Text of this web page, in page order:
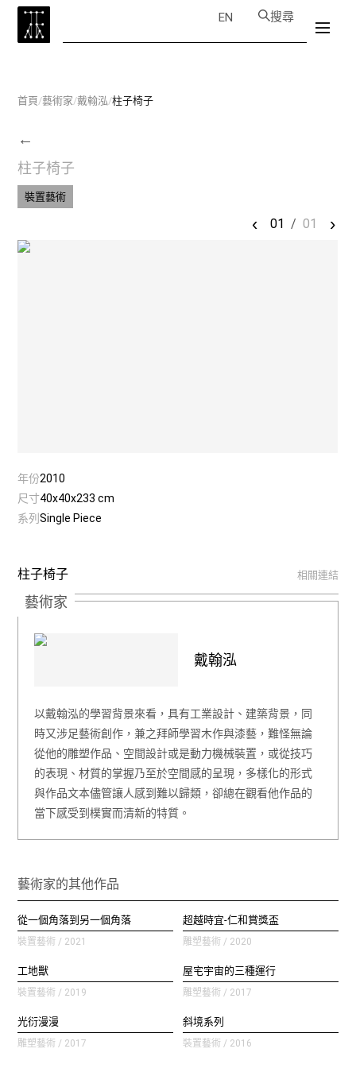
EN 搜尋
首頁/藝術家/戴翰泓/柱子椅子
←
柱子椅子
裝置藝術
‹ 01 / 01 ›
年份2010
尺寸40x40x233 cm
系列Single Piece
柱子椅子 相關連結
藝術家
戴翰泓
以戴翰泓的學習背景來看，具有工業設計、建築背景，同
時又涉足藝術創作，兼之拜師學習木作與漆藝，難怪無論
從他的雕塑作品、空間設計或是動力機械裝置，或從技巧
的表現、材質的掌握乃至於空間感的呈現，多樣化的形式
與作品文本儘管讓人感到難以歸類，卻總在觀看他作品的
當下感受到樸實而清新的特質。
藝術家的其他作品
從一個角落到另一個角落
裝置藝術 / 2021
超越時宜-仁和賞獎盃
雕塑藝術 / 2020
工地獸
裝置藝術 / 2019
屋宅宇宙的三種運行
雕塑藝術 / 2017
光衍漫漫
雕塑藝術 / 2017
斜境系列
裝置藝術 / 2016